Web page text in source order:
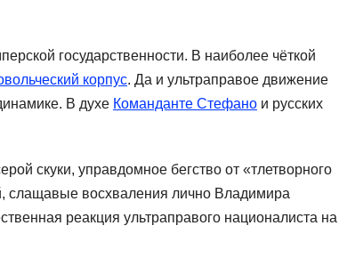
государственности. В наиболее чёткой
корпус. Да и ультраправое движение
В духе Команданте Стефано и русских
скуки, управдомное бегство от «тлетворного
слащавые восхваления лично Владимира
реакция ультраправого националиста на